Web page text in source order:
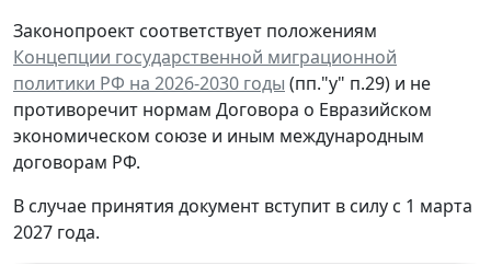
Законопроект соответствует положениям
Концепции государственной миграционной
политики РФ на 2026-2030 годы (пп."у" п.29) и не
противоречит нормам Договора о Евразийском
экономическом союзе и иным международным
договорам РФ.
В случае принятия документ вступит в силу с 1 марта
2027 года.